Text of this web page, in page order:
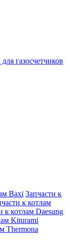
газосчетчиков
Baxi Запчасти к
к котлам
к котлам Daesung
Kiturami
Thermona